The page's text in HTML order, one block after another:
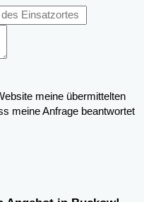
meine übermittelten
meine Anfrage beantwortet